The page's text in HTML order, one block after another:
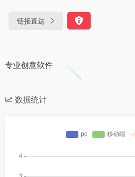
链接直达
专业创意软件
数据统计